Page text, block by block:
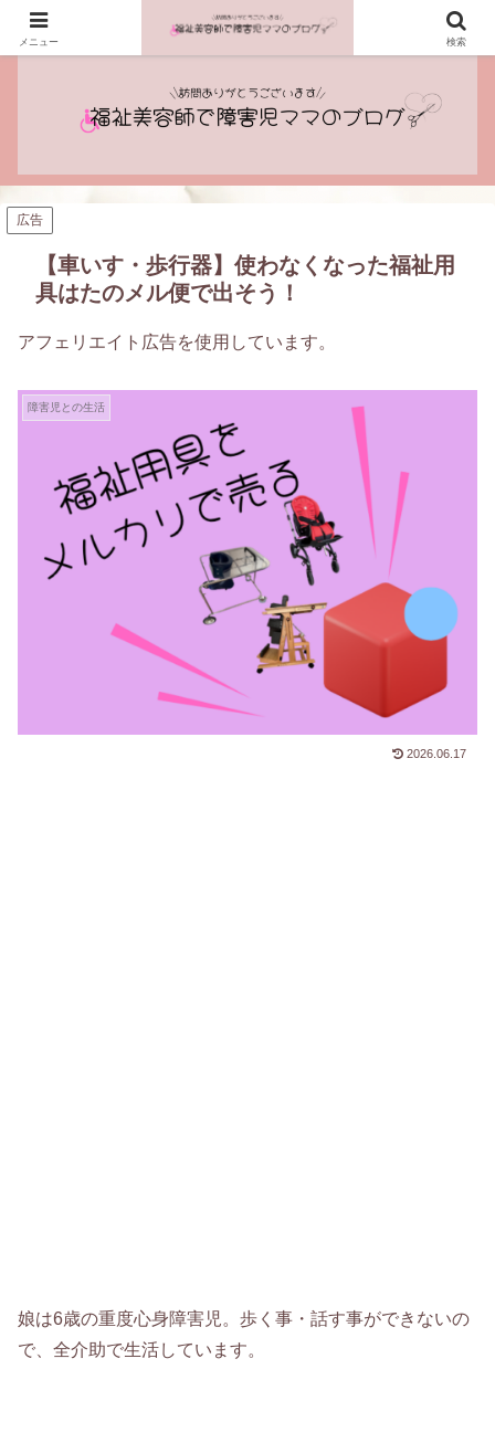
広告
【車いす・歩行器】使わなくなった福祉用
具はたのメル便で出そう！
アフェリエイト広告を使用しています。
障害児との生活
2026.06.17
娘は6歳の重度心身障害児。歩く事・話す事ができないの
で、全介助で生活しています。
メニュー 検索